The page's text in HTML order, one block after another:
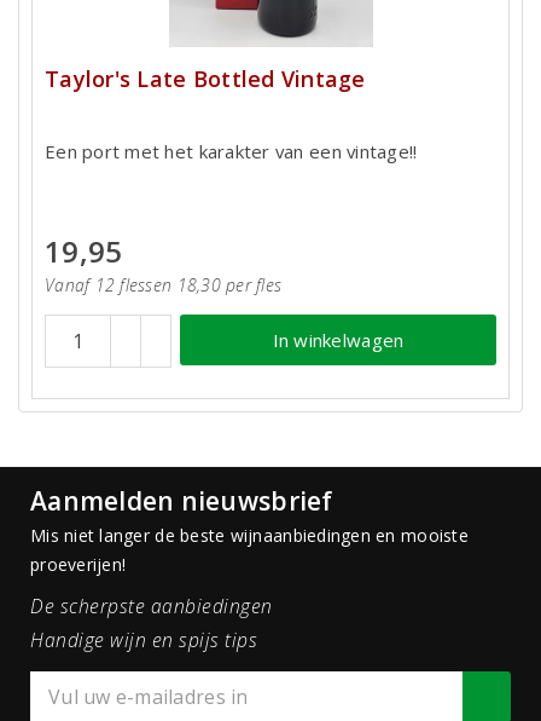
Taylor's Late Bottled Vintage
Een port met het karakter van een vintage!!
19,95
Vanaf 12 flessen 18,30 per fles
In winkelwagen
Aanmelden nieuwsbrief
Mis niet langer de beste wijnaanbiedingen en mooiste
proeverijen!
De scherpste aanbiedingen
Handige wijn en spijs tips